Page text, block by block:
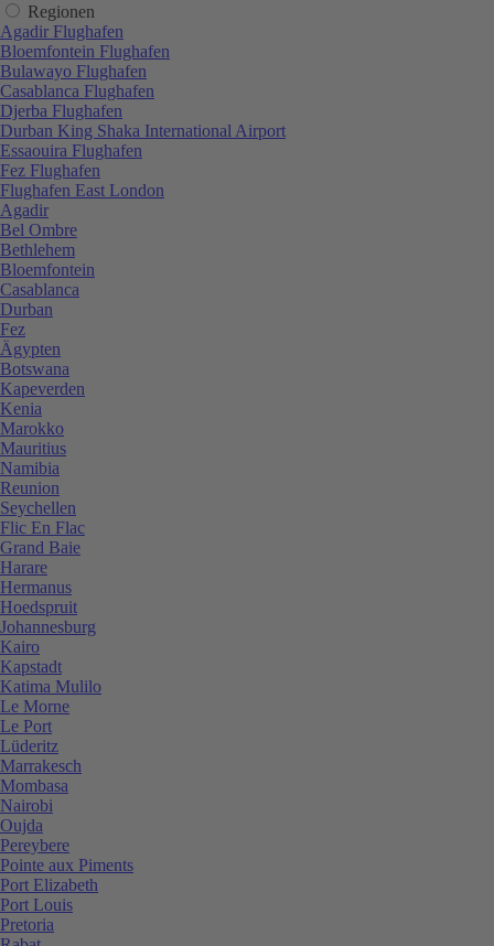
Regionen
Agadir Flughafen
Bloemfontein Flughafen
Bulawayo Flughafen
Casablanca Flughafen
Djerba Flughafen
Durban King Shaka International Airport
Essaouira Flughafen
Fez Flughafen
Flughafen East London
Agadir
Bel Ombre
Bethlehem
Bloemfontein
Casablanca
Durban
Fez
Ägypten
Botswana
Kapeverden
Kenia
Marokko
Mauritius
Namibia
Reunion
Seychellen
Flic En Flac
Grand Baie
Harare
Hermanus
Hoedspruit
Johannesburg
Kairo
Kapstadt
Katima Mulilo
Le Morne
Le Port
Lüderitz
Marrakesch
Mombasa
Nairobi
Oujda
Pereybere
Pointe aux Piments
Port Elizabeth
Port Louis
Pretoria